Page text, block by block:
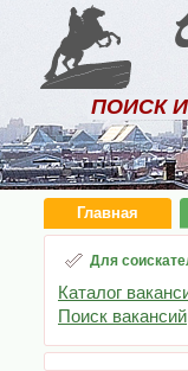
ПОИСК
Главная
Для
Каталог
Поиск вакансий